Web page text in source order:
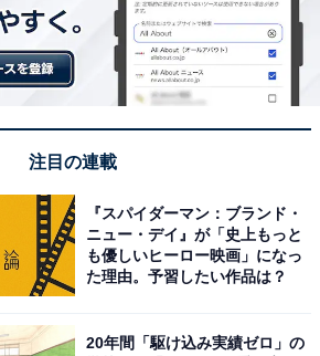
録。鬼滅の刃にハマった人なら誰
っています。ただし電子書籍版は
すので、現物で欲しい人はご注意
注目の連載
『スパイダーマン：ブランド・
ニュー・デイ』が「史上もっと
も優しいヒーロー映画」になっ
た理由。予習したい作品は？
20年間「駆け込み実績ゼロ」の